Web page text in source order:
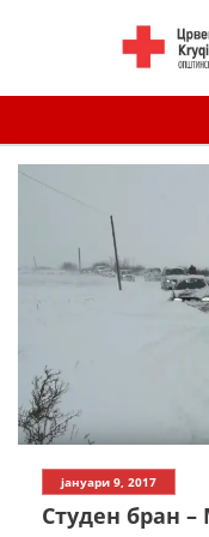
јануари 9, 2017
Студен бран